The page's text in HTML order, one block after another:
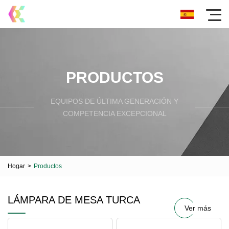
PRODUCTOS
EQUIPOS DE ÚLTIMA GENERACIÓN Y
COMPETENCIA EXCEPCIONAL
Hogar > Productos
LÁMPARA DE MESA TURCA
Ver más